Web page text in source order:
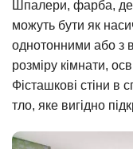
Шпалери, фарба,
можуть бути як
однотонними або з
розміру кімнати,
Фісташкові стіни в
тло, яке вигідно